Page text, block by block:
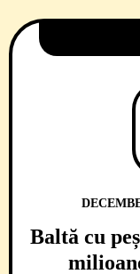
Baltă cu